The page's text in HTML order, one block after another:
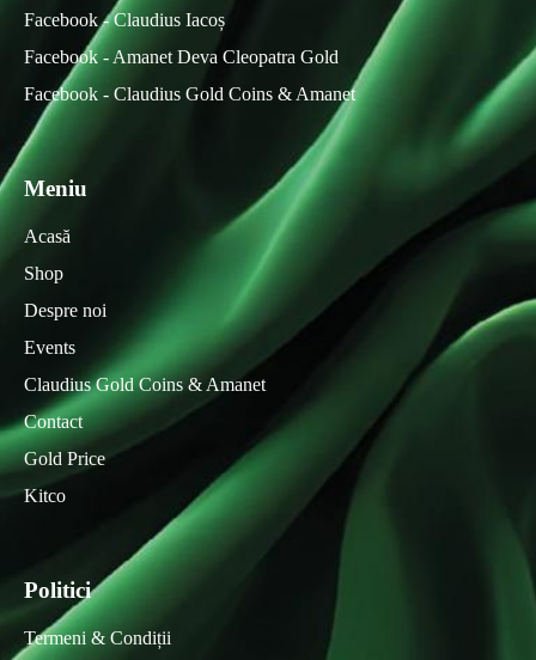
Facebook - Claudius Iacoș
Facebook - Amanet Deva Cleopatra Gold
Facebook - Claudius Gold Coins & Amanet
Meniu
Acasă
Shop
Despre noi
Events
Claudius Gold Coins & Amanet
Contact
Gold Price
Kitco
Politici
Termeni & Condiții